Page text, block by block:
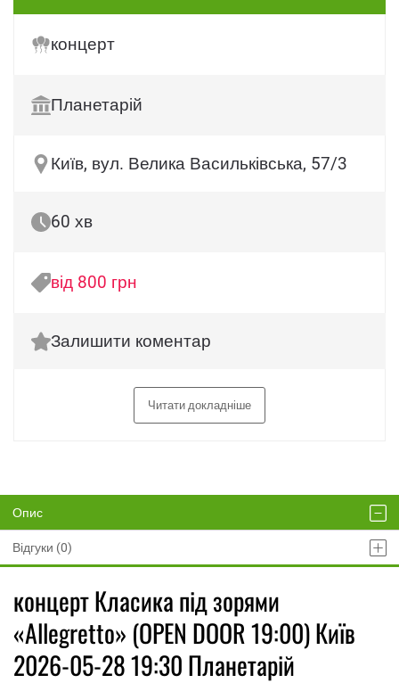
концерт
Планетарій
Київ, вул. Велика Васильківська, 57/3
60 хв
від 800 грн
Залишити коментар
Читати докладніше
Опис
Відгуки (0)
концерт Класика під зорями
«Allegretto» (OPEN DOOR 19:00) Київ
2026-05-28 19:30 Планетарій